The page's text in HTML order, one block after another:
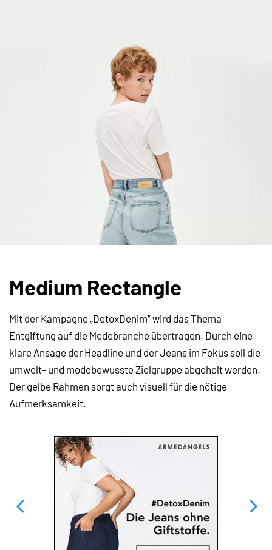
Medium Rectangle
Mit der Kampagne „DetoxDenim“ wird das Thema
Entgiftung auf die Modebranche übertragen. Durch eine
klare Ansage der Headline und der Jeans im Fokus soll die
umwelt- und modebewusste Zielgruppe abgeholt werden.
Der gelbe Rahmen sorgt auch visuell für die nötige
Aufmerksamkeit.